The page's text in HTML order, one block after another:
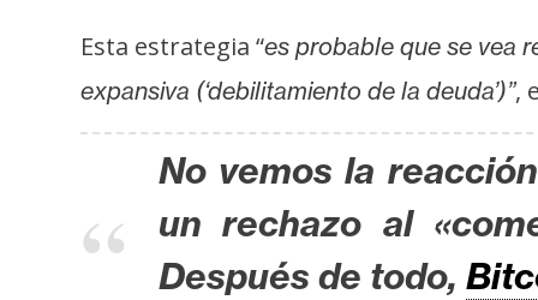
s
C
t
a
Esta estrategia “es probable que se vea
expansiva (‘debilitamiento de la deuda’)”,
No vemos la
un rechazo al
Después de todo,